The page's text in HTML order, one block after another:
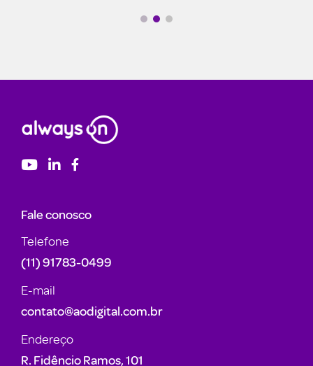
Fale conosco
Telefone
(11) 91783-0499
E-mail
contato@aodigital.com.br
Endereço
R. Fidêncio Ramos, 101